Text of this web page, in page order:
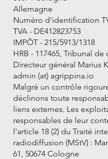
Allemagne
Numéro d'identification
TVA - DE412823753
IMPÔT - 215/5913/1318
HRB - 117465, Tribunal
Directeur général Marius
admin (at) agrippina.io
Malgré un contrôle
déclinons toute
liens externes. Les
responsables de leur
l'article 18 (2) du Traité
radiodiffusion (MStV) :
61, 50674 Cologne